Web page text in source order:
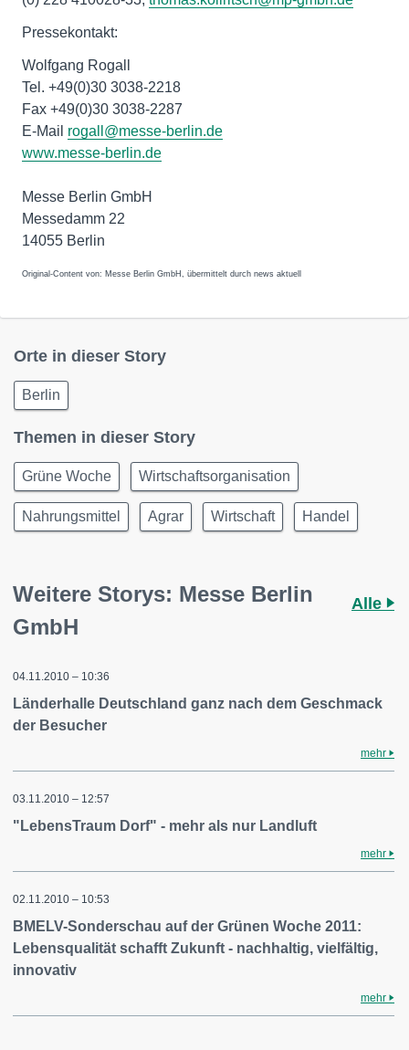
Pressekontakt:
Wolfgang Rogall
Tel. +49(0)30 3038-2218
Fax +49(0)30 3038-2287
E-Mail rogall@messe-berlin.de
www.messe-berlin.de
Messe Berlin GmbH
Messedamm 22
14055 Berlin
Original-Content von: Messe Berlin GmbH, übermittelt durch news aktuell
Orte in dieser Story
Berlin
Themen in dieser Story
Grüne Woche Wirtschaftsorganisation
Nahrungsmittel Agrar Wirtschaft Handel
Weitere Storys: Messe Berlin
GmbH
Alle
04.11.2010 – 10:36
Länderhalle Deutschland ganz nach dem Geschmack
der Besucher
mehr
03.11.2010 – 12:57
"LebensTraum Dorf" - mehr als nur Landluft
mehr
02.11.2010 – 10:53
BMELV-Sonderschau auf der Grünen Woche 2011:
Lebensqualität schafft Zukunft - nachhaltig, vielfältig,
innovativ
mehr